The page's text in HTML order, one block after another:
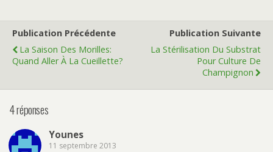
Publication Précédente
La Saison Des Morilles:
Quand Aller À La Cueillette?
Publication Suivante
La Stérilisation Du Substrat
Pour Culture De
Champignon
4 réponses
Younes
11 septembre 2013